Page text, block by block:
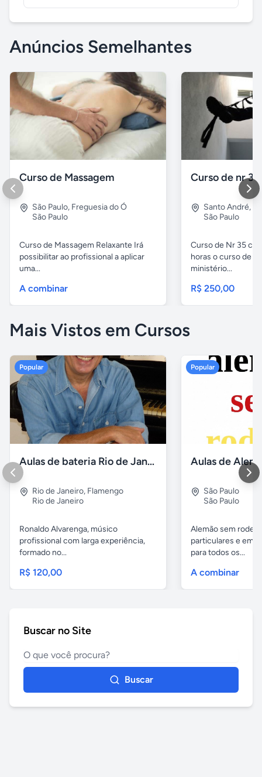
Anúncios Semelhantes
Curso de Massagem
São Paulo, Freguesia do Ó
São Paulo
Curso de Massagem Relaxante Irá
possibilitar ao profissional a aplicar
uma...
A combinar
Curso de nr 35
Santo André,
São Paulo
Curso de Nr 35
horas o curso de
ministério...
R$ 250,00
Mais Vistos em Cursos
Popular
Aulas de bateria Rio de Janeiro
Rio de Janeiro, Flamengo
Rio de Janeiro
Ronaldo Alvarenga, músico
profissional com larga experiência,
formado no...
R$ 120,00
Popular
São Paulo
São Paulo
Alemão sem
particulares e em
para todos os...
A combinar
Buscar no Site
Buscar